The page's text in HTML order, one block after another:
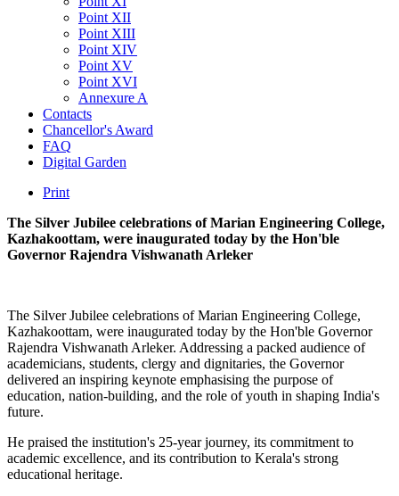
Point XII
Point XIII
Point XIV
Point XV
Point XVI
Annexure A
Contacts
Chancellor's Award
FAQ
Digital Garden
Print
The Silver Jubilee celebrations of Marian Engineering College,
Kazhakoottam, were inaugurated today by the Hon'ble
Governor Rajendra Vishwanath Arleker
The Silver Jubilee celebrations of Marian Engineering College,
Kazhakoottam, were inaugurated today by the Hon'ble Governor
Rajendra Vishwanath Arleker. Addressing a packed audience of
academicians, students, clergy and dignitaries, the Governor
delivered an inspiring keynote emphasising the purpose of
education, nation-building, and the role of youth in shaping India's
future.
He praised the institution's 25-year journey, its commitment to
academic excellence, and its contribution to Kerala's strong
educational heritage.